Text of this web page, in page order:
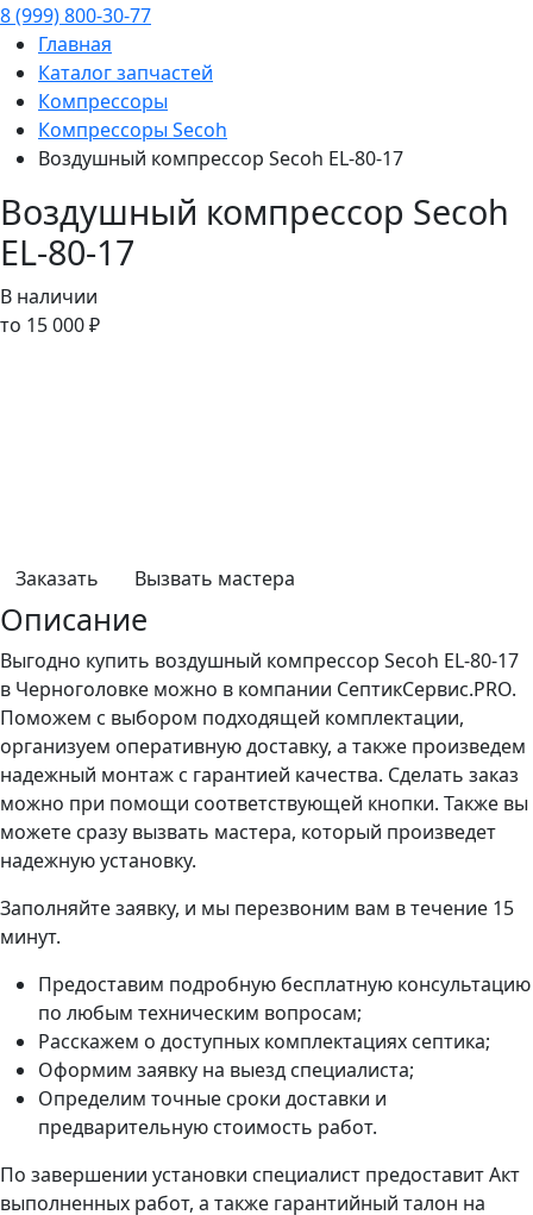
8 (999) 800-30-77
Главная
Каталог запчастей
Компрессоры
Компрессоры Secoh
Воздушный компрессор Secoh EL-80-17
Воздушный компрессор Secoh
EL-80-17
В наличии
то 15 000 ₽
Заказать Вызвать мастера
Описание
Выгодно купить воздушный компрессор Secoh EL-80-17
в Черноголовке можно в компании СептикСервис.PRO.
Поможем с выбором подходящей комплектации,
организуем оперативную доставку, а также произведем
надежный монтаж с гарантией качества. Сделать заказ
можно при помощи соответствующей кнопки. Также вы
можете сразу вызвать мастера, который произведет
надежную установку.
Заполняйте заявку, и мы перезвоним вам в течение 15
минут.
Предоставим подробную бесплатную консультацию
по любым техническим вопросам;
Расскажем о доступных комплектациях септика;
Оформим заявку на выезд специалиста;
Определим точные сроки доставки и
предварительную стоимость работ.
По завершении установки специалист предоставит Акт
выполненных работ, а также гарантийный талон на